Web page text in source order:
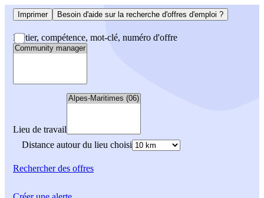
Imprimer Besoin d'aide sur la recherche d'offres d'emploi ?
Métier, compétence, mot-clé, numéro d'offre
Lieu de travail
Distance autour du lieu choisi
Rechercherdes offres